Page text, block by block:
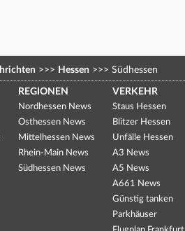
>>> Hessen >>> Südhessen
REGIONEN
Nordhessen News
Osthessen News
Mittelhessen News
Rhein-Main News
Südhessen News
VERKEHR
Staus Hessen
Blitzer Hessen
Unfälle Hessen
A3 News
A5 News
A661 News
Günstig tanken
Parkhäuser